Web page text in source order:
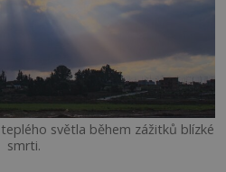
světla během zážitků blízké
smrti.